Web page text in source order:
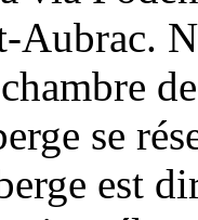
Aubrac.
se
est